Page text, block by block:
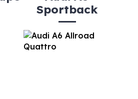
Sportback